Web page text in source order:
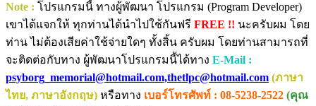
Note : โปรแกรมนี้ ทางผู้พัฒนา โปรแกรม (Program Developer)
เขาได้แจกให้ ทุกท่านได้นำไปใช้กันฟรี FREE !! นะครับผม โดย
ท่าน ไม่ต้องเสียค่าใช้จ่ายใดๆ ทั้งสิ้น ครับผม โดยท่านสามารถที่
จะติดต่อกับทาง ผู้พัฒนาโปรแกรมนี้ได้ทาง E-Mail :
psyborg_memorial@hotmail.com,thetlpc@hotmail.com (ภาษา
ไทย, ภาษาอังกฤษ) หรือทาง เบอร์โทรศัพท์ : 08-5238-2522 (คุณ